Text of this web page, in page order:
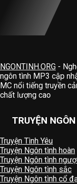
NGONTINH.ORG -
ngôn tình MP3 cập
MC nổi tiếng truyền
chất lượng cao
TRUYỆN
Truyện Tình Yêu
Truyện Ngôn tình hoàn
Truyện Ngôn tình
Truyện Ngôn tình sắc
Truyện Ngôn tình cổ